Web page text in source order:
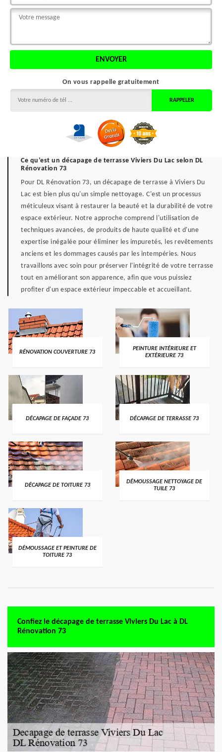
On vous rappelle gratuitement
Ce qu’est un décapage de terrasse Viviers Du Lac selon DL
Rénovation 73
Pour DL Rénovation 73, un décapage de terrasse à Viviers Du
Lac est bien plus qu'un simple nettoyage. C'est un processus
méticuleux visant à restaurer la beauté et la durabilité de votre
espace extérieur. Notre approche comprend l'utilisation de
techniques avancées, de produits de haute qualité et d'une
expertise inégalée pour éliminer les impuretés, les revêtements
anciens et les dommages causés par les intempéries. Nous
travaillons avec soin pour préserver l'intégrité de votre terrasse
tout en améliorant son apparence, afin que vous puissiez
profiter d'un espace extérieur impeccable et accueillant.
RÉNOVATION COUVERTURE 73
PEINTURE INTÉRIEURE ET
EXTÉRIEURE 73
DÉCAPAGE DE FAÇADE 73 DÉCAPAGE DE TERRASSE 73
DÉCAPAGE DE TOITURE 73
DÉMOUSSAGE NETTOYAGE DE
TUILE 73
DÉMOUSSAGE ET PEINTURE DE
TOITURE 73
Confiez le décapage de terrasse Viviers Du Lac à DL
Rénovation 73